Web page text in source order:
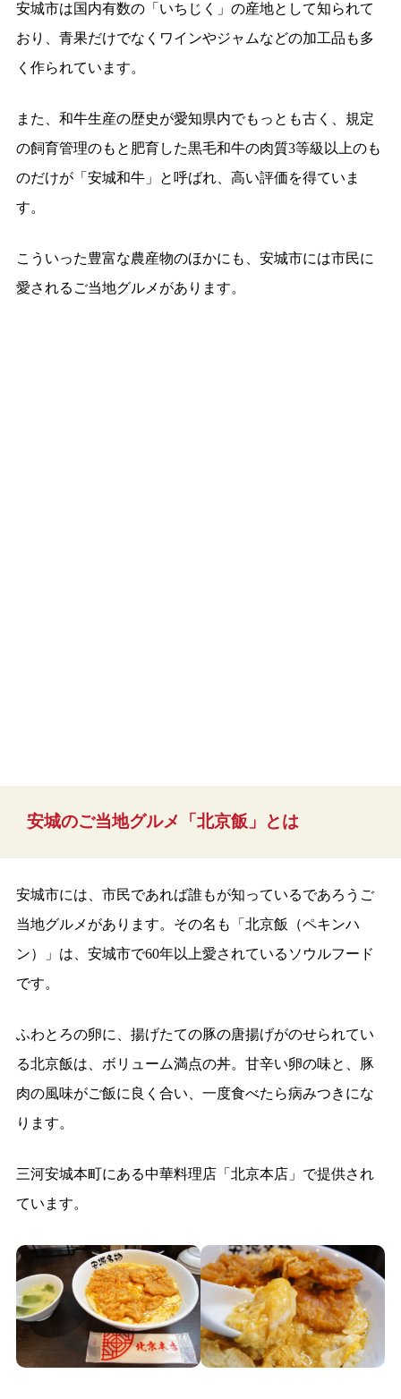
安城市は国内有数の「いちじく」の産地として知られて
おり、青果だけでなくワインやジャムなどの加工品も多
く作られています。
また、和牛生産の歴史が愛知県内でもっとも古く、規定
の飼育管理のもと肥育した黒毛和牛の肉質3等級以上のも
のだけが「安城和牛」と呼ばれ、高い評価を得ていま
す。
こういった豊富な農産物のほかにも、安城市には市民に
愛されるご当地グルメがあります。
安城のご当地グルメ「北京飯」とは
安城市には、市民であれば誰もが知っているであろうご
当地グルメがあります。その名も「北京飯（ペキンハ
ン）」は、安城市で60年以上愛されているソウルフード
です。
ふわとろの卵に、揚げたての豚の唐揚げがのせられてい
る北京飯は、ボリューム満点の丼。甘辛い卵の味と、豚
肉の風味がご飯に良く合い、一度食べたら病みつきにな
ります。
三河安城本町にある中華料理店「北京本店」で提供され
ています。